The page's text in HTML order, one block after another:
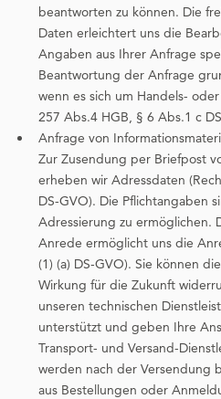
beantworten zu können. Die
Daten erleichtert uns die
Angaben aus Ihrer Anfrage
Beantwortung der Anfrage
wenn es sich um Handels-
257 Abs.4 HGB, § 6 Abs.1 c
Anfrage von
Zur Zusendung per Briefpost
erheben wir Adressdaten
DS-GVO). Die Pflichtangaben
Adressierung zu ermöglichen.
Anrede ermöglicht uns die
(1) (a) DS-GVO). Sie können
Wirkung für die Zukunft
unseren technischen
unterstützt und geben Ihre
Transport- und Versand-
werden nach der Versendung
aus Bestellungen oder